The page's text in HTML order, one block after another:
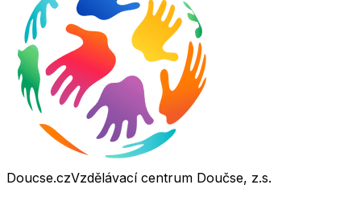
Doucse.czVzdělávací centrum Doučse, z.s.